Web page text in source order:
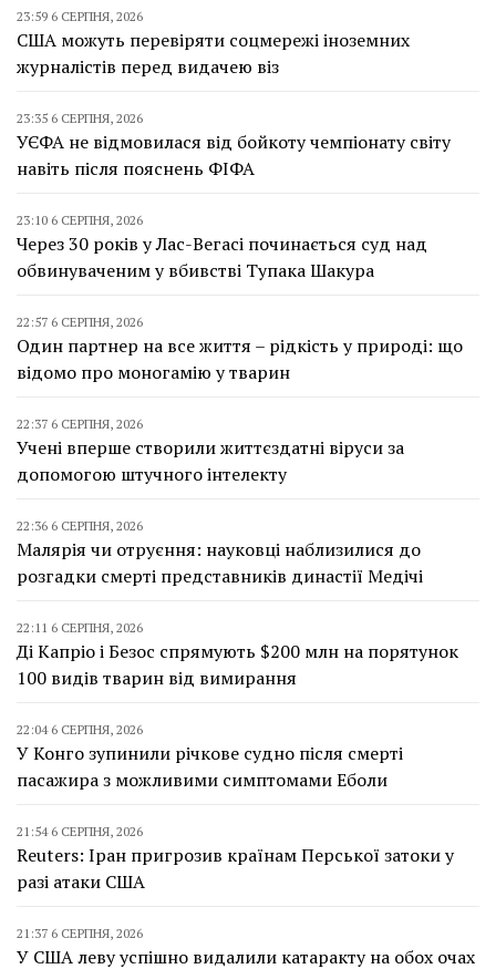
23:59 6 СЕРПНЯ, 2026
США можуть перевіряти соцмережі іноземних
журналістів перед видачею віз
23:35 6 СЕРПНЯ, 2026
УЄФА не відмовилася від бойкоту чемпіонату світу
навіть після пояснень ФІФА
23:10 6 СЕРПНЯ, 2026
Через 30 років у Лас-Вегасі починається суд над
обвинуваченим у вбивстві Тупака Шакура
22:57 6 СЕРПНЯ, 2026
Один партнер на все життя – рідкість у природі: що
відомо про моногамію у тварин
22:37 6 СЕРПНЯ, 2026
Учені вперше створили життєздатні віруси за
допомогою штучного інтелекту
22:36 6 СЕРПНЯ, 2026
Малярія чи отруєння: науковці наблизилися до
розгадки смерті представників династії Медічі
22:11 6 СЕРПНЯ, 2026
Ді Капріо і Безос спрямують $200 млн на порятунок
100 видів тварин від вимирання
22:04 6 СЕРПНЯ, 2026
У Конго зупинили річкове судно після смерті
пасажира з можливими симптомами Еболи
21:54 6 СЕРПНЯ, 2026
Reuters: Іран пригрозив країнам Перської затоки у
разі атаки США
21:37 6 СЕРПНЯ, 2026
У США леву успішно видалили катаракту на обох очах